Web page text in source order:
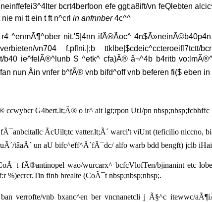
bcrt4berfoon efe ggt;a8ift/vn feQlebten
mi tt ein t ft n^crl in anfnnber4c^^
nit.'5|4nn ifÃ®Ãoc^
vn704 f.pflni.|;b ttklbe|$cdeic^ccteroeifl7tctt/
b40 ie^felÃ®^lunb S ^etk^ cfa)Ã® â¬^4b b4ritb
nun Ãin vnfer b^fÃ® vnb bifd^off vnb beferen fi($ eben
ccwybcr G4bert.lt;Â® o ir^ ait lgt;rpon UtJ/pn nbsp;nbsp;fcbhffc
ÃcUilt;tc vatter.lt;Ã´ warci't viUnt (teficilio niccno,
tâaÃ´ un aU bifc^eff^Ã´fÃ¯dc/ alfo warb bdd bengft)
fÃ®antinopel wao/wurcarx^ bcfcVlofTen/bjinanint etc
%)ecrcr.Tin finb brealte (CoÃ¯t nbsp;nbsp;nbsp;.
verrofte/vnb bxanc^en ber vncnanetcli j Ã§^c itewwc/